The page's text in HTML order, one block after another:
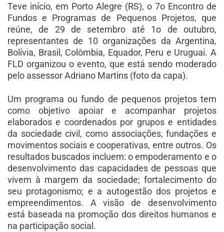
Teve início, em Porto Alegre (RS), o 7o Encontro de
Fundos e Programas de Pequenos Projetos, que
reúne, de 29 de setembro até 1o de outubro,
representantes de 10 organizações da Argentina,
Bolívia, Brasil, Colômbia, Equador, Peru e Uruguai. A
FLD organizou o evento, que está sendo moderado
pelo assessor Adriano Martins (foto da capa).
Um programa ou fundo de pequenos projetos tem
como objetivo apoiar e acompanhar projetos
elaborados e coordenados por grupos e entidades
da sociedade civil, como associações, fundações e
movimentos sociais e cooperativas, entre outros. Os
resultados buscados incluem: o empoderamento e o
desenvolvimento das capacidades de pessoas que
vivem à margem da sociedade; fortalecimento do
seu protagonismo; e a autogestão dos projetos e
empreendimentos. A visão de desenvolvimento
está baseada na promoção dos direitos humanos e
na participação social.